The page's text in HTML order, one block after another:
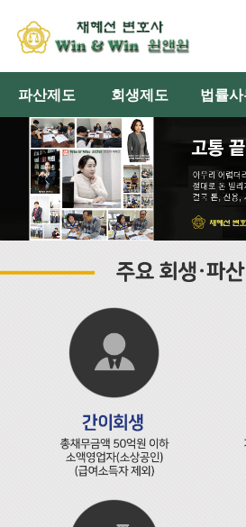
파산제도 회생제도 법률